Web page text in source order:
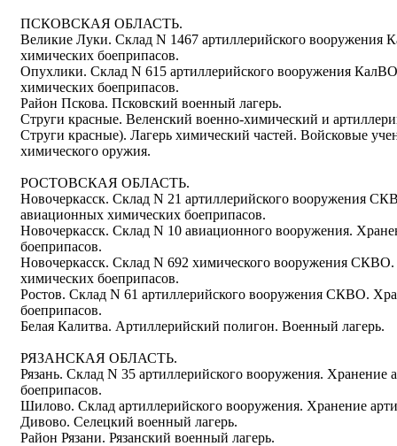
ПСКОВСКАЯ ОБЛАСТЬ.
Великие Луки. Склад N 1467 артиллерийского вооружения
химических боеприпасов.
Опухлики. Склад N 615 артиллерийского вооружения
химических боеприпасов.
Район Пскова. Псковский военный лагерь.
Струги красные. Веленский военно-химический и
Струги красные). Лагерь химический частей. Войсковые
химического оружия.
РОСТОВСКАЯ ОБЛАСТЬ.
Новочеркасск. Склад N 21 артиллерийского вооружения
авиационных химических боеприпасов.
Новочеркасск. Склад N 10 авиационного вооружения.
боеприпасов.
Новочеркасск. Склад N 692 химического вооружения
химических боеприпасов.
Ростов. Склад N 61 артиллерийского вооружения СКВО.
боеприпасов.
Белая Калитва. Артиллерийский полигон. Военный лагерь.
РЯЗАНСКАЯ ОБЛАСТЬ.
Рязань. Склад N 35 артиллерийского вооружения. Хранение
боеприпасов.
Шилово. Склад артиллерийского вооружения. Хранение
Дивово. Селецкий военный лагерь.
Район Рязани. Рязанский военный лагерь.